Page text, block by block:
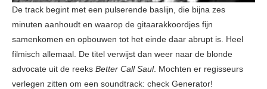
De track begint met een pulserende baslijn, die bijna zes
minuten aanhoudt en waarop de gitaarakkoordjes fijn
samenkomen en opbouwen tot het einde daar abrupt is. Heel
filmisch allemaal. De titel verwijst dan weer naar de blonde
advocate uit de reeks Better Call Saul. Mochten er regisseurs
verlegen zitten om een soundtrack: check Generator!